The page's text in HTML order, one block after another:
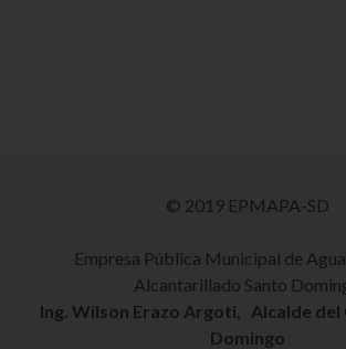
© 2019 EPMAPA-SD
Empresa Pública Municipal de
Alcantarillado Santo
Ing. Wilson Erazo Argoti, Alcalde del
Domingo